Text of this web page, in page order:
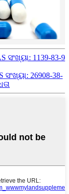
ସଂଖ୍ୟା: 1139-83-9
26908-38-